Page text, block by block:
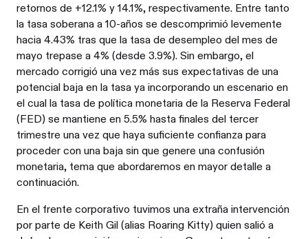
retornos de +12.1% y 14.1%, respectivamente. Entre tanto
la tasa soberana a 10-años se descomprimió levemente
hacia 4.43% tras que la tasa de desempleo del mes de
mayo trepase a 4% (desde 3.9%). Sin embargo, el
mercado corrigió una vez más sus expectativas de una
potencial baja en la tasa ya incorporando un escenario en
el cual la tasa de política monetaria de la Reserva Federal
(FED) se mantiene en 5.5% hasta finales del tercer
trimestre una vez que haya suficiente confianza para
proceder con una baja sin que genere una confusión
monetaria, tema que abordaremos en mayor detalle a
continuación.
En el frente corporativo tuvimos una extraña intervención
por parte de Keith Gil (alias Roaring Kitty) quien salió a